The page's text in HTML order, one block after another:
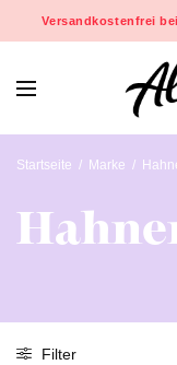
Versandkostenfrei
Startseite / Marke /
Filter